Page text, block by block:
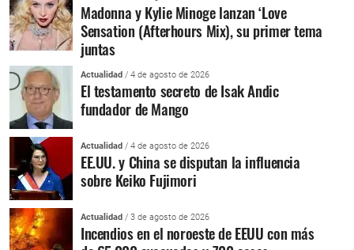
Madonna y Kylie Minoge lanzan ‘Love
Sensation (Afterhours Mix), su primer tema
juntas
Actualidad / 4 de agosto de 2026
El testamento secreto de Isak Andic
fundador de Mango
Actualidad / 4 de agosto de 2026
EE.UU. y China se disputan la influencia
sobre Keiko Fujimori
Actualidad / 3 de agosto de 2026
Incendios en el noroeste de EEUU con más